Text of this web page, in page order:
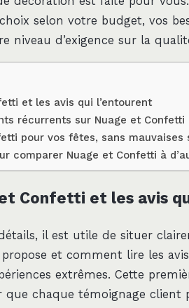
selon votre budget, vos
niveau d’exigence sur la
et les avis qui l’entourent
récurrents sur Nuage et Confetti
pour vos fêtes, sans mauvaises
comparer Nuage et Confetti à
Confetti et les avis
il est utile de situer
et comment lire les
extrêmes. Cette
que chaque témoignage client